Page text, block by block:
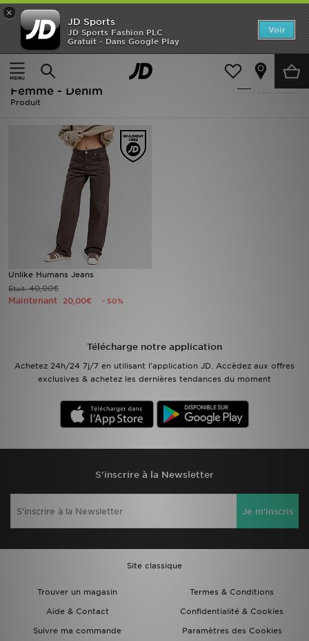
×
JD Sports
JD Sports Fashion PLC
Gratuit - Dans Google Play
Voir
Accueil
Femme Vêtements Femme
Marron Unlike Humans Vêtements
Femme - Denim
Produit
Unlike Humans Jeans
Était40,00€
Maintenant 20,00€ - 50%
Télécharge notre application
Achetez 24h/24 7j/7 en utilisant l'application JD. Accèdez aux offres
exclusives & achetez les dernières tendances du moment
S'inscrire à la Newsletter
Je m'inscris
Site classique
Trouver un magasin
Termes & Conditions
Aide & Contact
Confidentialité & Cookies
Suivre ma commande
Paramètres des Cookies
Accueil
Nouveautés
Homme
Collections
Sports
Suivre Ma Commande
Service client